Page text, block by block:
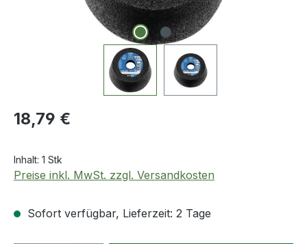
Regulärer Preis:
18,79 €
Inhalt: 1 Stk
Preise inkl. MwSt. zzgl. Versandkosten
Sofort verfügbar, Lieferzeit: 2 Tage